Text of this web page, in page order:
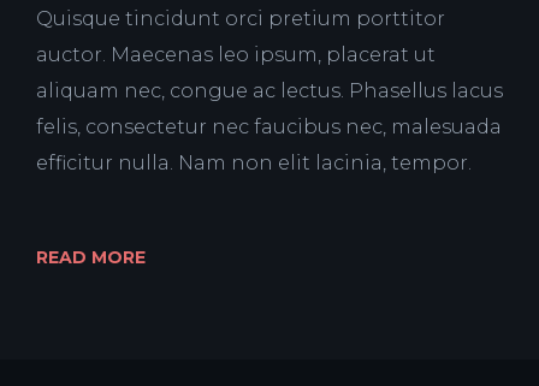
Quisque tincidunt orci pretium porttitor
auctor. Maecenas leo ipsum, placerat ut
aliquam nec, congue ac lectus. Phasellus lacus
felis, consectetur nec faucibus nec, malesuada
efficitur nulla. Nam non elit lacinia, tempor.
READ MORE